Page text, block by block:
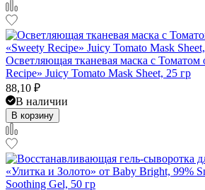
Осветляющая тканевая маска с Томатом
Recipe» Juicy Tomato Mask Sheet, 25 гр
88,10 ₽
В наличии
В корзину